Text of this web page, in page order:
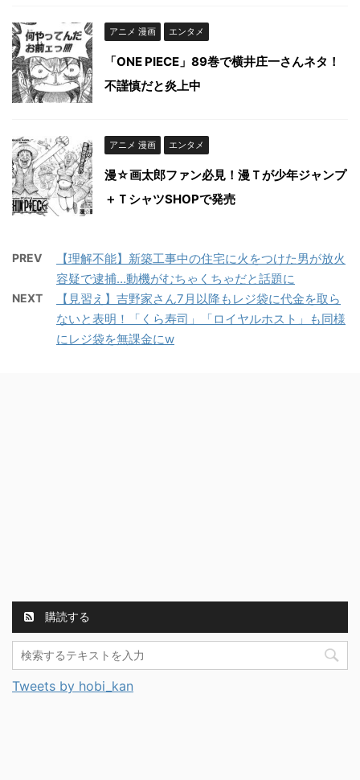
アニメ 漫画 エンタメ
「ONE PIECE」89巻で横井庄一さんネタ！
不謹慎だと炎上中
アニメ 漫画 エンタメ
漫☆画太郎ファン必見！漫Ｔが少年ジャンプ
＋ＴシャツSHOPで発売
PREV
【理解不能】新築工事中の住宅に火をつけた男が放火
容疑で逮捕…動機がむちゃくちゃだと話題に
NEXT
【見習え】吉野家さん7月以降もレジ袋に代金を取ら
ないと表明！「くら寿司」「ロイヤルホスト」も同様
にレジ袋を無課金にw
購読する
Tweets by hobi_kan